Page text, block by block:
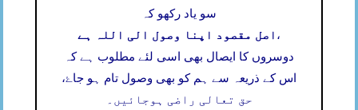
سو یاد رکھو کہ
اصل مقصود اپنا وصول الی اللہ ہے ،
دوسروں کا ایصال بھی اسی لئے مطلوب ہے کہ
اس کے ذریعہ سے ہم کو بھی وصول تام ہو جاۓ،
حق تعالی راضی ہوجائیں۔